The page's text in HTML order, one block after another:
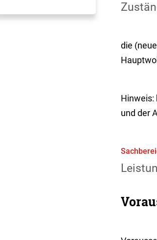
die
Hinweis:
und der